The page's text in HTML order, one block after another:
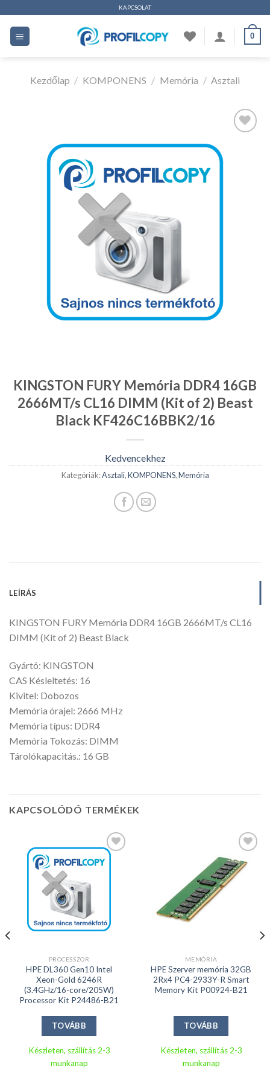
tartalomhoz
KAPCSOLAT
0
Kezdőlap / KOMPONENS / Memória / Asztali
Kedvencekhez
KINGSTON FURY Memória DDR4 16GB
2666MT/s CL16 DIMM (Kit of 2) Beast
Black KF426C16BBK2/16
Kedvencekhez
Kategóriák:Asztali,KOMPONENS,Memória
LEÍRÁS
KINGSTON FURY Memória DDR4 16GB 2666MT/s CL16
DIMM (Kit of 2) Beast Black
Gyártó: KINGSTON
CAS Késleltetés: 16
Kivitel: Dobozos
Memória órajel: 2666 MHz
Memória típus: DDR4
Memória Tokozás: DIMM
Tárolókapacitás.: 16 GB
KAPCSOLÓDÓ TERMÉKEK
Kedvencekhez
PROCESSZOR
HPE DL360 Gen10 Intel
Xeon-Gold 6246R
(3.4GHz/16-core/205W)
Processor Kit P24486-B21
TOVÁBB
Készleten, szállítás 2-3
munkanap
Kedvencekhez
MEMÓRIA
HPE Szerver memória 32GB
2Rx4 PC4-2933Y-R Smart
Memory Kit P00924-B21
TOVÁBB
Készleten, szállítás 2-3
munkanap